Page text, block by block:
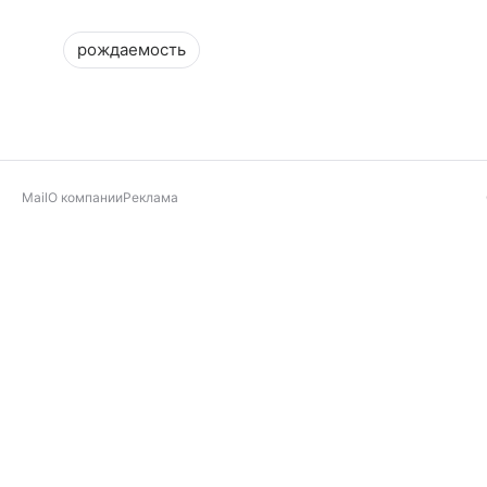
рождаемость
MailО компанииРеклама